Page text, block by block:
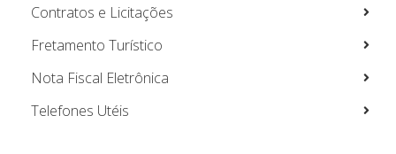
Contratos e Licitações
Fretamento Turístico
Nota Fiscal Eletrônica
Telefones Utéis